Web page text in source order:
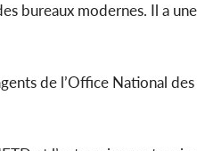
bureaux modernes. Il a
de l’Office National